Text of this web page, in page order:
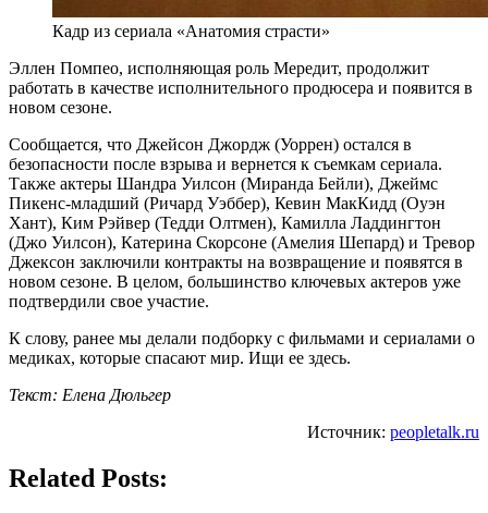
Кадр из сериала «Анатомия страсти»
Эллен Помпео, исполняющая роль Мередит, продолжит
работать в качестве исполнительного продюсера и появится в
новом сезоне.
Сообщается, что Джейсон Джордж (Уоррен) остался в
безопасности после взрыва и вернется к съемкам сериала.
Также актеры Шандра Уилсон (Миранда Бейли), Джеймс
Пикенс-младший (Ричард Уэббер), Кевин МакКидд (Оуэн
Хант), Ким Рэйвер (Тедди Олтмен), Камилла Ладдингтон
(Джо Уилсон), Катерина Скорсоне (Амелия Шепард) и Тревор
Джексон заключили контракты на возвращение и появятся в
новом сезоне. В целом, большинство ключевых актеров уже
подтвердили свое участие.
К слову, ранее мы делали подборку с фильмами и сериалами о
медиках, которые спасают мир. Ищи ее здесь.
Текст: Елена Дюльгер
Источник: peopletalk.ru
Related Posts: